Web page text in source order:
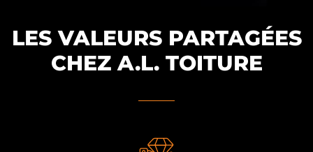
LES VALEURS PARTAGÉES
CHEZ A.L. TOITURE